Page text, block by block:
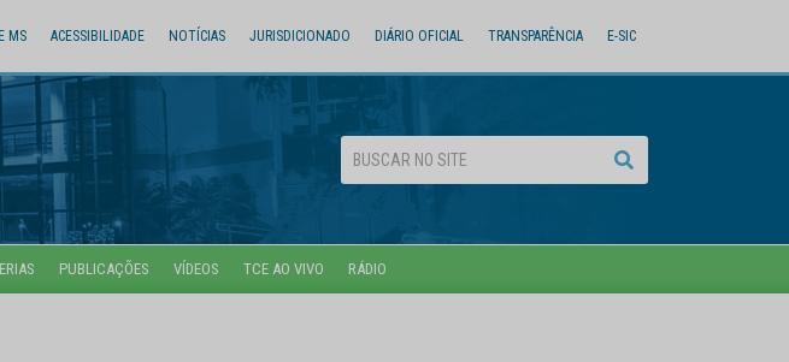
MS ACESSIBILIDADE NOTÍCIAS JURISDICIONADO DIÁRIO OFICIAL TRANSPARÊNCIA E-SIC
PUBLICAÇÕES VÍDEOS TCE AO VIVO RÁDIO